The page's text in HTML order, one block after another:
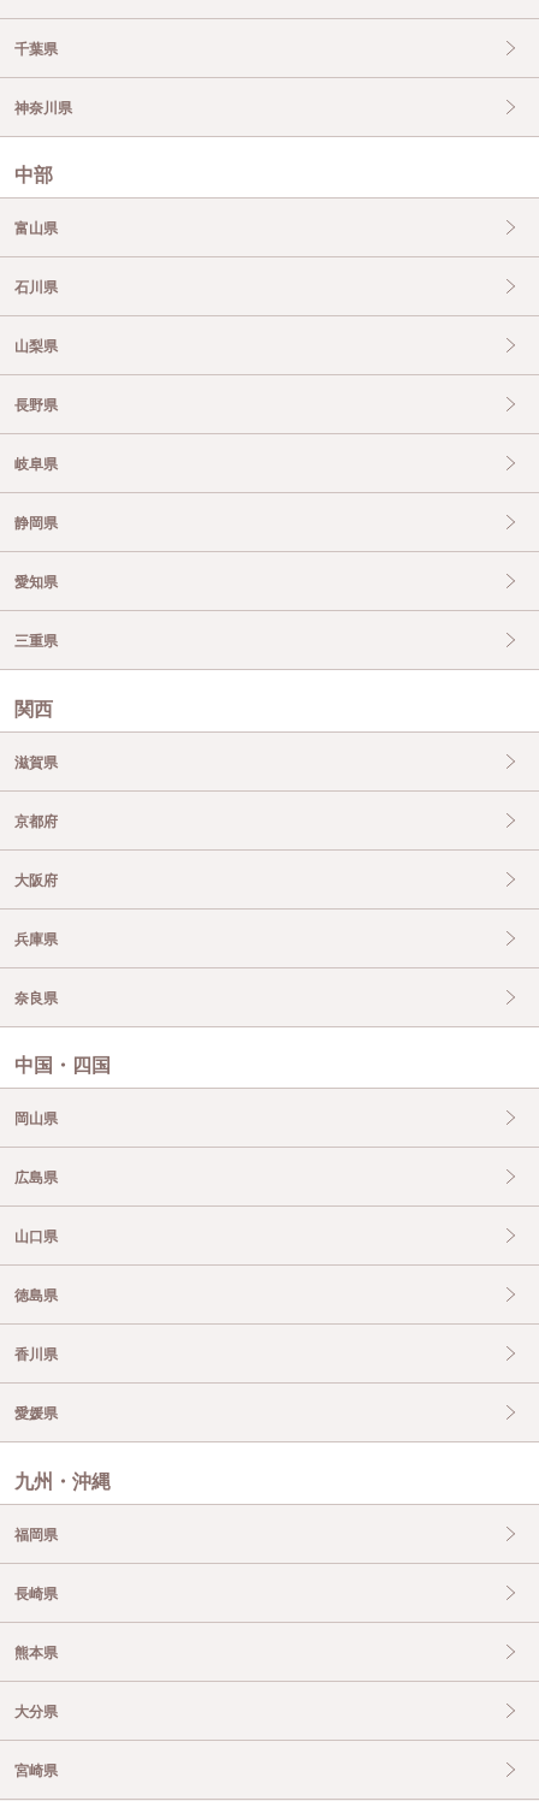
千葉県
神奈川県
中部
富山県
石川県
山梨県
長野県
岐阜県
静岡県
愛知県
三重県
関西
滋賀県
京都府
大阪府
兵庫県
奈良県
中国・四国
岡山県
広島県
山口県
徳島県
香川県
愛媛県
九州・沖縄
福岡県
長崎県
熊本県
大分県
宮崎県